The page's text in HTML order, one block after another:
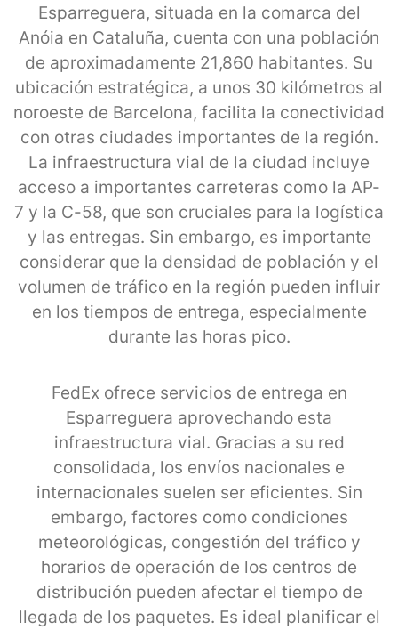
Esparreguera, situada en la comarca del
Anóia en Cataluña, cuenta con una población
de aproximadamente 21,860 habitantes. Su
ubicación estratégica, a unos 30 kilómetros al
noroeste de Barcelona, facilita la conectividad
con otras ciudades importantes de la región.
La infraestructura vial de la ciudad incluye
acceso a importantes carreteras como la AP-
7 y la C-58, que son cruciales para la logística
y las entregas. Sin embargo, es importante
considerar que la densidad de población y el
volumen de tráfico en la región pueden influir
en los tiempos de entrega, especialmente
durante las horas pico.
FedEx ofrece servicios de entrega en
Esparreguera aprovechando esta
infraestructura vial. Gracias a su red
consolidada, los envíos nacionales e
internacionales suelen ser eficientes. Sin
embargo, factores como condiciones
meteorológicas, congestión del tráfico y
horarios de operación de los centros de
distribución pueden afectar el tiempo de
llegada de los paquetes. Es ideal planificar el